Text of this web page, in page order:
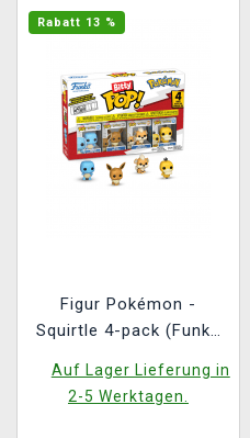
Rabatt 13 %
Figur Pokémon -
Squirtle 4-pack (Funko
Auf Lager Lieferung in
2-5 Werktagen.